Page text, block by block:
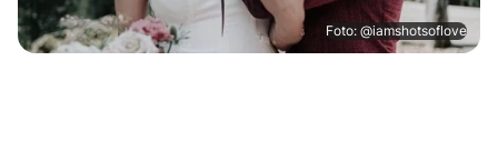
Foto: @iamshotsoflove